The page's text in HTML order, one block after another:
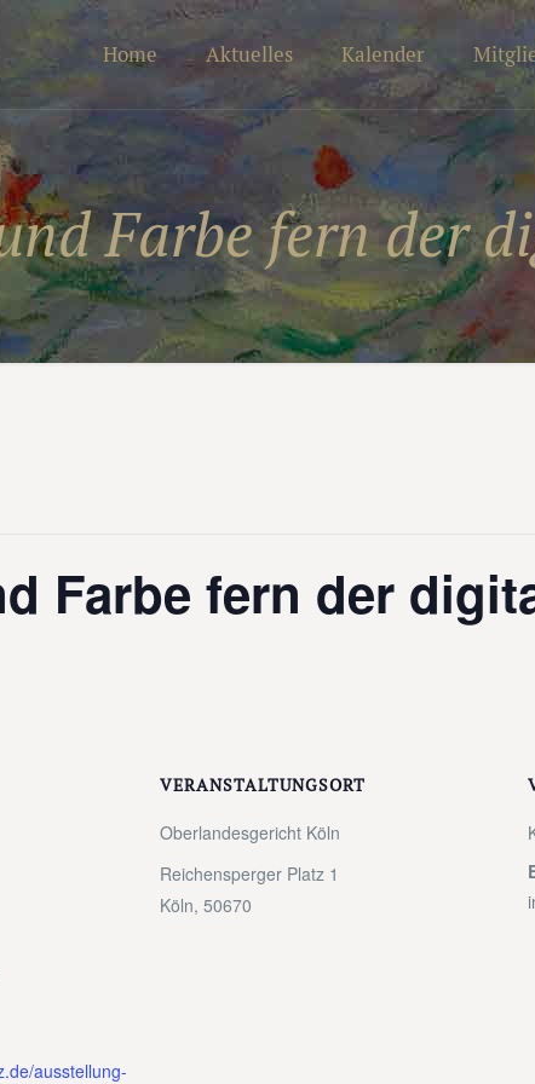
Home Aktuelles Kalender
Farbe fern der
Farbe fern der
ausstellung-
VERANSTALTUNGSORT
Oberlandesgericht Köln
Reichensperger Platz 1
Köln, 50670